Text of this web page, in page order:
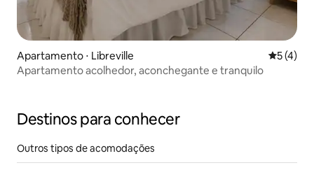
Apartamento ⋅ Libreville 5 de
5 (4)
Apartamento acolhedor, aconchegante e tranquilo
Destinos para conhecer
Outros tipos de acomodações